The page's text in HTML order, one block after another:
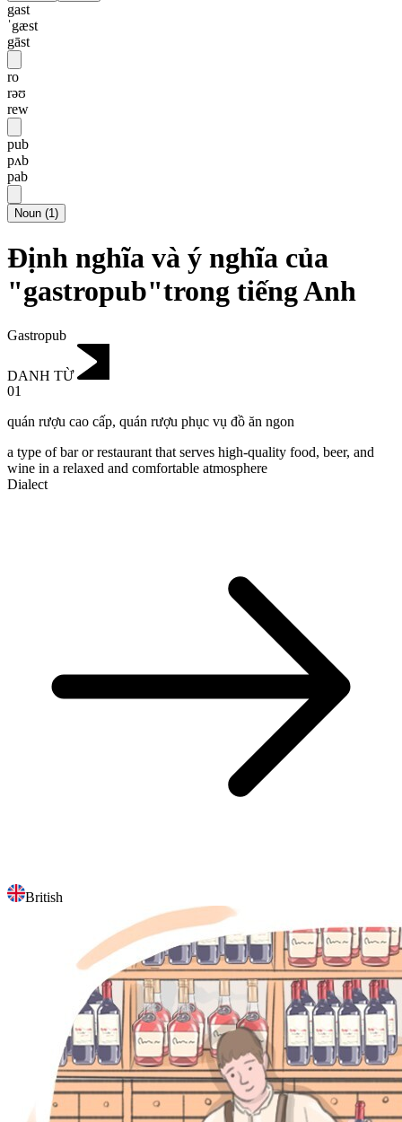
gast
ˈgæst
gāst
ro
rəʊ
rew
pub
pʌb
pab
Noun (1)
Định nghĩa và ý nghĩa của
"gastropub"trong tiếng Anh
Gastropub
DANH TỪ
01
quán rượu cao cấp, quán rượu phục vụ đồ ăn ngon
a type of bar or restaurant that serves high-quality food, beer, and
wine in a relaxed and comfortable atmosphere
Dialect
British